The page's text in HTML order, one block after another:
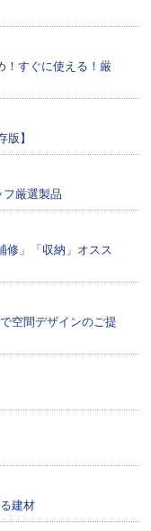
！すぐに使える！厳
版】
厳選製品
修」「収納」オスス
空間デザインのご提
建材